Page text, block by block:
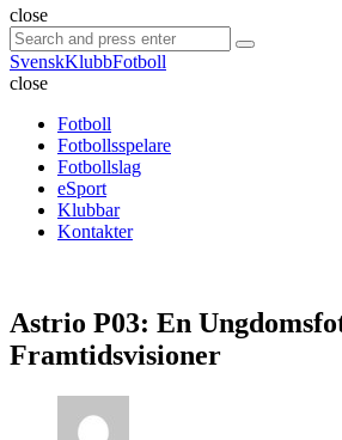
Search
close
Search
for:
Search
SvenskKlubbFotboll
close
Fotboll
Fotbollsspelare
Fotbollslag
eSport
Klubbar
Kontakter
Astrio P03: En
Framtidsvisioner